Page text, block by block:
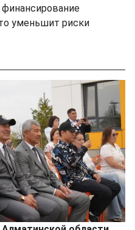
уменьшит риски